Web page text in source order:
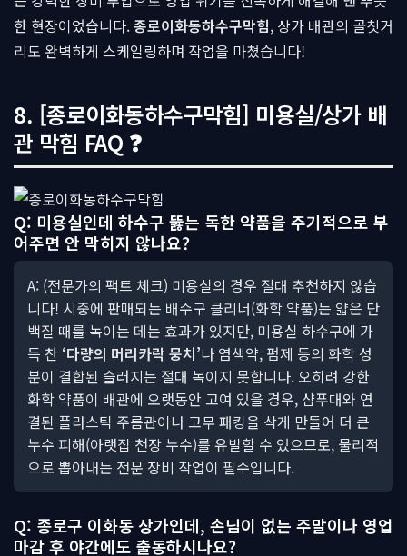
한 현장이었습니다.종로이화동하수구막힘, 상가 배관의 골칫거
리도 완벽하게 스케일링하며 작업을 마쳤습니다!
8. [종로이화동하수구막힘] 미용실/상가 배
관 막힘 FAQ ❓
Q: 미용실인데 하수구 뚫는 독한 약품을 주기적으로 부
어주면 안 막히지 않나요?
A: (전문가의 팩트 체크) 미용실의 경우 절대 추천하지 않습
니다! 시중에 판매되는 배수구 클리너(화학 약품)는 얇은 단
백질 때를 녹이는 데는 효과가 있지만, 미용실 하수구에 가
득 찬 ‘다량의 머리카락 뭉치’나 염색약, 펌제 등의 화학 성
분이 결합된 슬러지는 절대 녹이지 못합니다. 오히려 강한
화학 약품이 배관에 오랫동안 고여 있을 경우, 샴푸대와 연
결된 플라스틱 주름관이나 고무 패킹을 삭게 만들어 더 큰
누수 피해(아랫집 천장 누수)를 유발할 수 있으므로, 물리적
으로 뽑아내는 전문 장비 작업이 필수입니다.
Q: 종로구 이화동 상가인데, 손님이 없는 주말이나 영업
마감 후 야간에도 출동하시나요?